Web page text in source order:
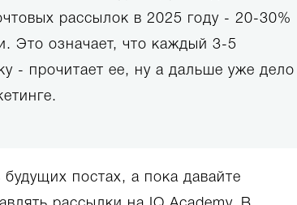
рассылок в 2025 году - 20-30%
Это означает, что каждый 3-5
- прочитает ее, ну а дальше уже дело
постах, а пока давайте